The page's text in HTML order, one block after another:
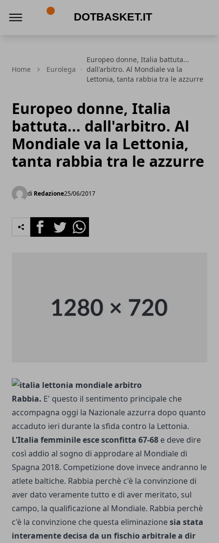
Home Eurolega
Europeo donne, Italia battuta...
dall'arbitro. Al Mondiale va la
Lettonia, tanta rabbia tra le azzurre
Europeo donne, Italia
battuta... dall'arbitro. Al
Mondiale va la Lettonia,
tanta rabbia tra le azzurre
di Redazione25/06/2017
FacebookTwitterWhatsapp
Rabbia. E' questo il sentimento principale che
accompagna oggi la Nazionale azzurra dopo quanto
accaduto ieri durante la sfida contro la Lettonia.
L'Italia femminile esce sconfitta 67-68 e deve dire
così addio al sogno di approdare al Mondiale di
Spagna 2018. Competizione dove invece andranno le
atlete baltiche. Rabbia perchè c'è la convinzione di
aver dato veramente tutto e di aver meritato, sul
campo, la qualificazione al Mondiale. Rabbia perchè
c'è la convinzione che questa eliminazionesia stata
interamente decisa da un fischio arbitrale a dir